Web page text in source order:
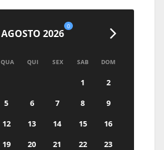
AGOSTO 2026
0
QUA QUI SEX SAB DOM
1
2
5 6 7 8
9
12 13 14 15
16
19 20 21 22
23